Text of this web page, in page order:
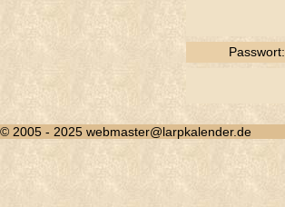
Passwort:
© 2005 - 2025 webmaster@larpkalender.de